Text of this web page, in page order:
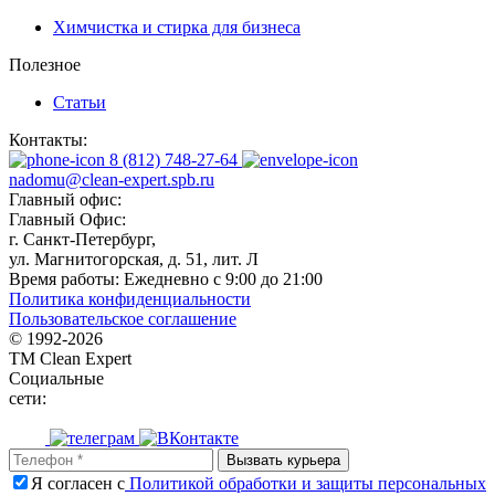
Химчистка и стирка для бизнеса
Полезное
Статьи
Контакты:
8 (812) 748-27-64
nadomu@clean-expert.spb.ru
Главный офис:
Главный Офис:
г. Санкт-Петербург,
ул. Магнитогорская, д. 51, лит. Л
Время работы: Ежедневно с 9:00 до 21:00
Политика конфиденциальности
Пользовательское соглашение
© 1992-2026
TM Clean Expert
Социальные
сети:
Я согласен с Политикой обработки и защиты персональных